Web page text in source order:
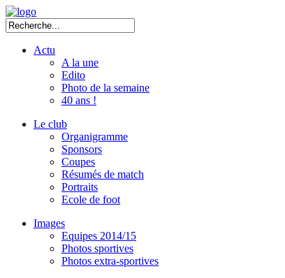
Actu
A la une
Edito
Photo de la semaine
40 ans !
Le club
Organigramme
Sponsors
Coupes
Résumés de match
Portraits
Ecole de foot
Images
Equipes 2014/15
Photos sportives
Photos extra-sportives